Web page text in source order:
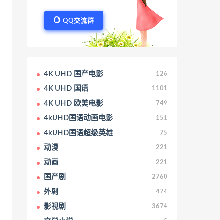
QQ交流群
4K UHD 国产电影 126
4K UHD 国语 1101
4K UHD 欧美电影 749
4kUHD国语动画电影 151
4kUHD国语超级英雄 75
动漫 221
动画 221
国产剧 2760
外剧 474
影视剧 3674